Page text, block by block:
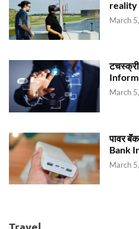
reality
March
March
पावर
Bank
March
Travel